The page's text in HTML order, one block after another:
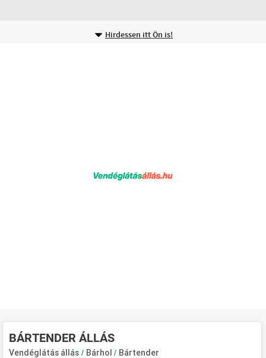
Hirdessen itt Ön is!
BÁRTENDER ÁLLÁS
Vendéglátás állás / Bárhol/ Bártender